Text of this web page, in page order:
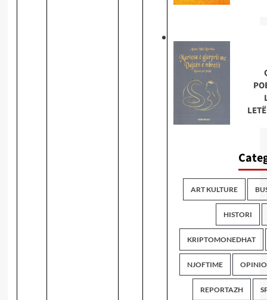
ART KULTURE
HISTORI
KRIPTOMONEDHAT
NJOFTIME
REPORTAZH